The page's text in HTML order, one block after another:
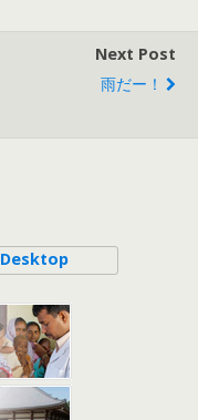
Next Post
雨だー！
Desktop